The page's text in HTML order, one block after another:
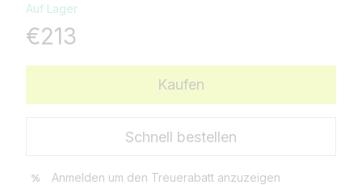
Auf Lager
€213
Kaufen
Schnell bestellen
% Anmelden um den Treuerabatt anzuzeigen